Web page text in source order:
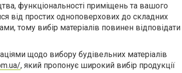
функціональності приміщень та вашого
від простих одноповерхових до складних
тому вибір матеріалів повинен відповідати
щодо вибору будівельних матеріалів
, який пропонує широкий вибір продукції